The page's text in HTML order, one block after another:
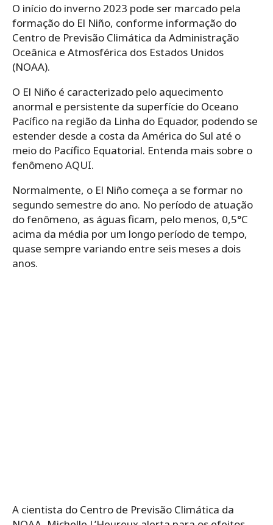
O início do inverno 2023 pode ser marcado pela
formação do El Niño, conforme informação do
Centro de Previsão Climática da Administração
Oceânica e Atmosférica dos Estados Unidos
(NOAA).
O El Niño é caracterizado pelo aquecimento
anormal e persistente da superfície do Oceano
Pacífico na região da Linha do Equador, podendo se
estender desde a costa da América do Sul até o
meio do Pacífico Equatorial. Entenda mais sobre o
fenômeno AQUI.
Normalmente, o El Niño começa a se formar no
segundo semestre do ano. No período de atuação
do fenômeno, as águas ficam, pelo menos, 0,5°C
acima da média por um longo período de tempo,
quase sempre variando entre seis meses a dois
anos.
A cientista do Centro de Previsão Climática da